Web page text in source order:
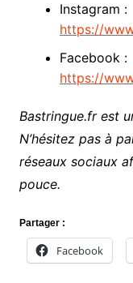
Instagram :
https://
Facebook :
https://
Bastringue.fr est
N’hésitez pas à
réseaux sociaux
pouce.
Partager :
Facebook